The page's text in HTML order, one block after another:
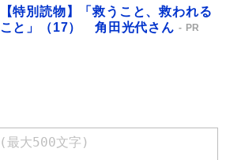
【特別読物】「救うこと、救われる
こと」（17） 角田光代さん
PR